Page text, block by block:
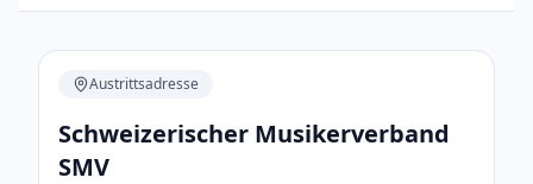
Austrittsadresse
Schweizerischer Musikerverband
SMV